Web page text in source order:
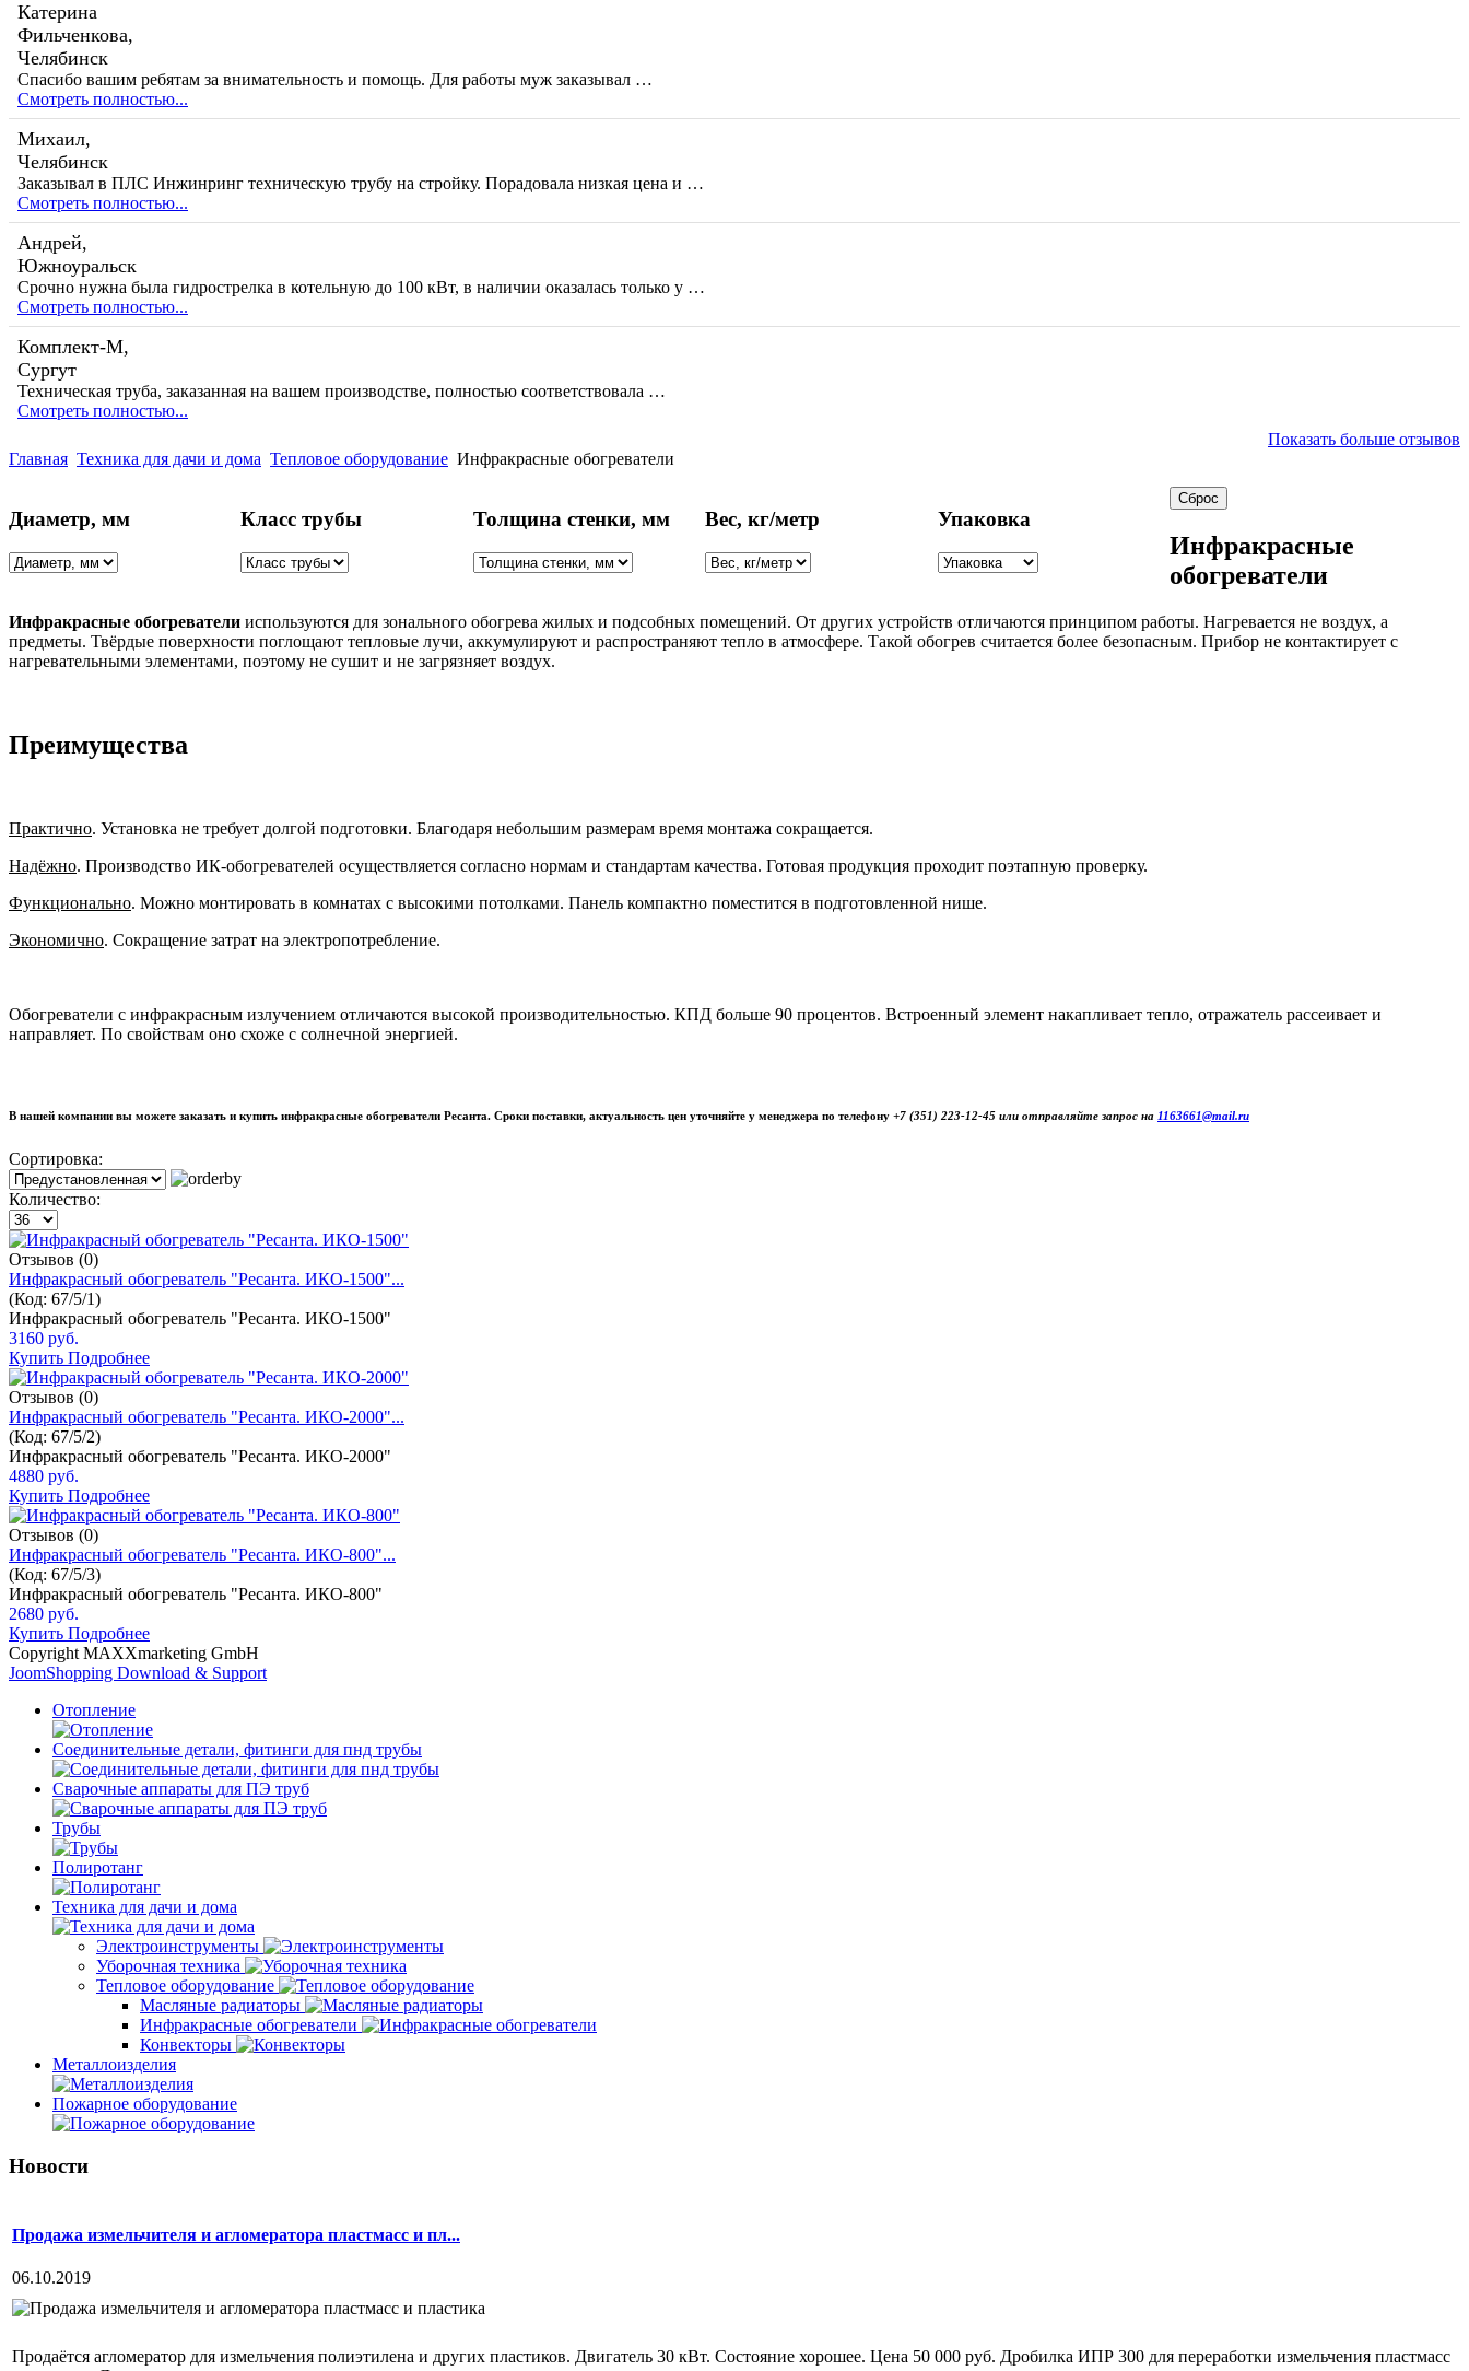
Катерина
Фильченкова,
Челябинск
Спасибо вашим ребятам за внимательность и помощь. Для работы муж заказывал …
Смотреть полностью...
Михаил,
Челябинск
Заказывал в ПЛС Инжинринг техническую трубу на стройку. Порадовала низкая цена и …
Смотреть полностью...
Андрей,
Южноуральск
Срочно нужна была гидрострелка в котельную до 100 кВт, в наличии оказалась только у …
Смотреть полностью...
Комплект-М,
Сургут
Техническая труба, заказанная на вашем производстве, полностью соответствовала …
Смотреть полностью...
Показать больше отзывов
Главная Техника для дачи и дома Тепловое оборудование Инфракрасные обогреватели
Диаметр, мм Класс трубы Толщина стенки, мм Вес, кг/метр Упаковка
Инфракрасные
обогреватели
Инфракрасные обогреватели используются для зонального обогрева жилых и подсобных помещений. От других устройств отличаются принципом работы. Нагревается не воздух, а
предметы. Твёрдые поверхности поглощают тепловые лучи, аккумулируют и распространяют тепло в атмосфере. Такой обогрев считается более безопасным. Прибор не контактирует с
нагревательными элементами, поэтому не сушит и не загрязняет воздух.
Преимущества
Практично. Установка не требует долгой подготовки. Благодаря небольшим размерам время монтажа сокращается.
Надёжно. Производство ИК-обогревателей осуществляется согласно нормам и стандартам качества. Готовая продукция проходит поэтапную проверку.
Функционально. Можно монтировать в комнатах с высокими потолками. Панель компактно поместится в подготовленной нише.
Экономично. Сокращение затрат на электропотребление.
Обогреватели с инфракрасным излучением отличаются высокой производительностью. КПД больше 90 процентов. Встроенный элемент накапливает тепло, отражатель рассеивает и
направляет. По свойствам оно схоже с солнечной энергией.
В нашей компании вы можете заказать и купить инфракрасные обогреватели Ресанта. Сроки поставки, актуальность цен уточняйте у менеджера по телефону +7 (351) 223-12-45 или отправляйте запрос на 1163661@mail.ru
Сортировка:
Количество:
Отзывов (0)
Инфракрасный обогреватель "Ресанта. ИКО-1500"...
(Код: 67/5/1)
Инфракрасный обогреватель "Ресанта. ИКО-1500"
3160 руб.
Купить Подробнее
Отзывов (0)
Инфракрасный обогреватель "Ресанта. ИКО-2000"...
(Код: 67/5/2)
Инфракрасный обогреватель "Ресанта. ИКО-2000"
4880 руб.
Купить Подробнее
Отзывов (0)
Инфракрасный обогреватель "Ресанта. ИКО-800"...
(Код: 67/5/3)
Инфракрасный обогреватель "Ресанта. ИКО-800"
2680 руб.
Купить Подробнее
Copyright MAXXmarketing GmbH
JoomShopping Download & Support
Отопление
Соединительные детали, фитинги для пнд трубы
Сварочные аппараты для ПЭ труб
Трубы
Полиротанг
Техника для дачи и дома
Электроинструменты
Уборочная техника
Тепловое оборудование
Масляные радиаторы
Инфракрасные обогреватели
Конвекторы
Металлоизделия
Пожарное оборудование
Новости
Продажа измельчителя и агломератора пластмасс и пл...
06.10.2019
Продаётся агломератор для измельчения полиэтилена и других пластиков. Двигатель 30 кВт. Состояние хорошее. Цена 50 000 руб. Дробилка ИПР 300 для переработки измельчения пластмасс